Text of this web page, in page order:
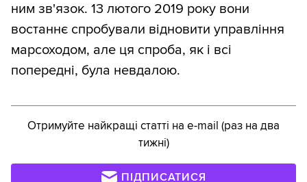
ним зв'язок. 13 лютого 2019 року вони
востаннє спробували відновити управління
марсоходом, але ця спроба, як і всі
попередні, була невдалою.
Отримуйте найкращі статті на e-mail (раз на два
тижні)
ПІДПИСАТИСЯ